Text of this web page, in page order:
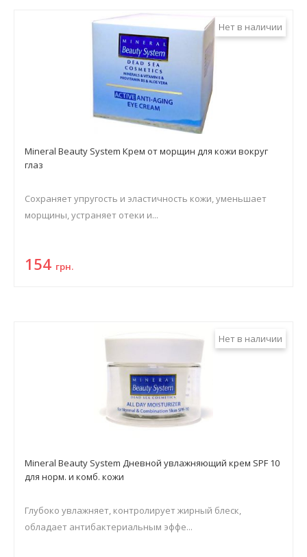
Нет в наличии
Mineral Beauty System Крем от морщин для кожи вокруг
глаз
Сохраняет упругость и эластичность кожи, уменьшает
морщины, устраняет отеки и...
154 грн.
Нет в наличии
Mineral Beauty System Дневной увлажняющий крем SPF 10
для норм. и комб. кожи
Глубоко увлажняет, контролирует жирный блеск,
обладает антибактериальным эффе...